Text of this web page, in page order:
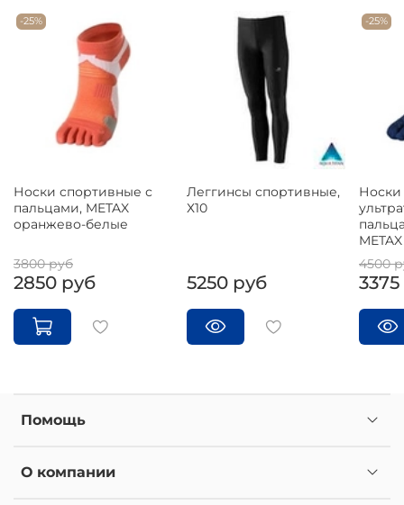
-25%
Носки спортивные с
пальцами, METAX
оранжево-белые
3800 руб
2850 руб
Леггинсы спортивные,
Х10
5250 руб
-25%
Носки
4500
Помощь
О компании